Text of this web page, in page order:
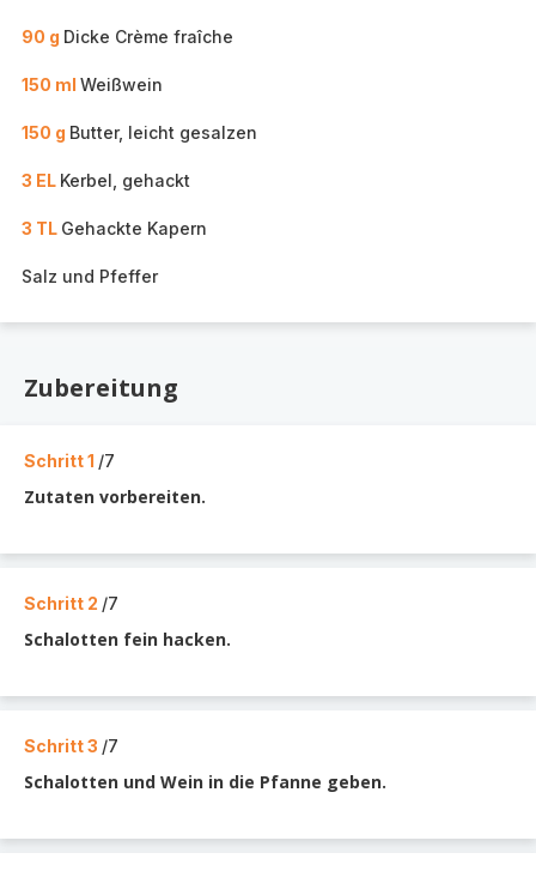
90 g Dicke Crème fraîche
150 ml Weißwein
150 g Butter, leicht gesalzen
3 EL Kerbel, gehackt
3 TL Gehackte Kapern
Salz und Pfeffer
Zubereitung
Schritt 1 /7
Zutaten vorbereiten.
Schritt 2 /7
Schalotten fein hacken.
Schritt 3 /7
Schalotten und Wein in die Pfanne geben.